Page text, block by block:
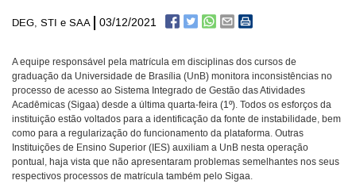
DEG, STI e SAA 03/12/2021
A equipe responsável pela matrícula em disciplinas dos cursos de
graduação da Universidade de Brasília (UnB) monitora inconsistências no
processo de acesso ao Sistema Integrado de Gestão das Atividades
Acadêmicas (Sigaa) desde a última quarta-feira (1º). Todos os esforços da
instituição estão voltados para a identificação da fonte de instabilidade, bem
como para a regularização do funcionamento da plataforma. Outras
Instituições de Ensino Superior (IES) auxiliam a UnB nesta operação
pontual, haja vista que não apresentaram problemas semelhantes nos seus
respectivos processos de matrícula também pelo Sigaa.